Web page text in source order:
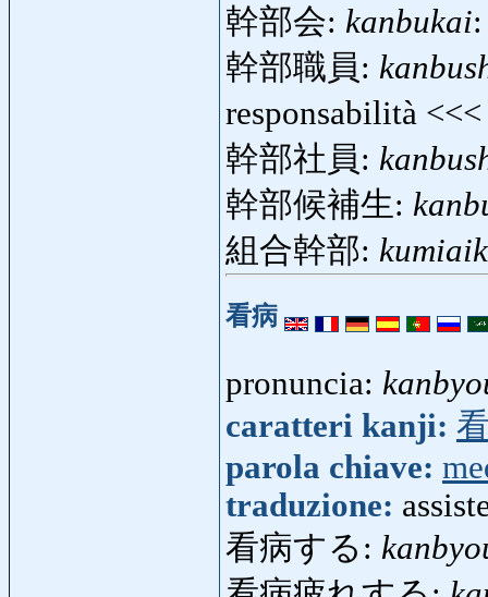
幹部会: kanbukai
幹部職員:
responsabilità
幹部社員:
幹部候補生:
組合幹部:
看病
pronuncia:
caratteri kanji:
parola chiave:
traduzione:
看病する: